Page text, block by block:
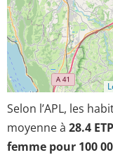
Selon l’APL, les
moyenne à 28.4
femme pour 100